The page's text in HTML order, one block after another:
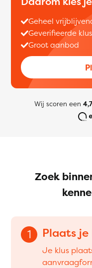
Geheel
Geverifieerde
Groot aanbod
Wij scoren een
Zoek
1 Plaats je
Je klus